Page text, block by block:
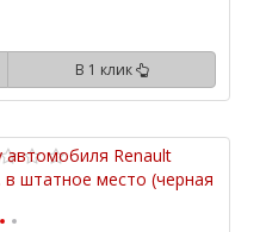
В 1 клик